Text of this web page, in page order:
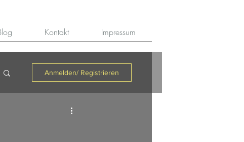
Kontakt Impressum
Anmelden/ Registrieren